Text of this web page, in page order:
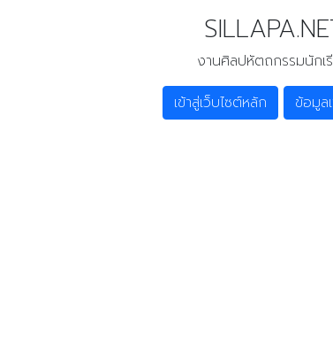
งานศิลปหัตถกรรมนักเ
เข้าสู่เว็บไซต์หลัก
ข้อมูล